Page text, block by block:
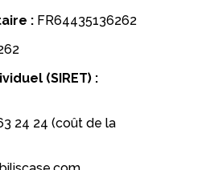
: FR64435136262
(SIRET) :
24 24 (coût de la